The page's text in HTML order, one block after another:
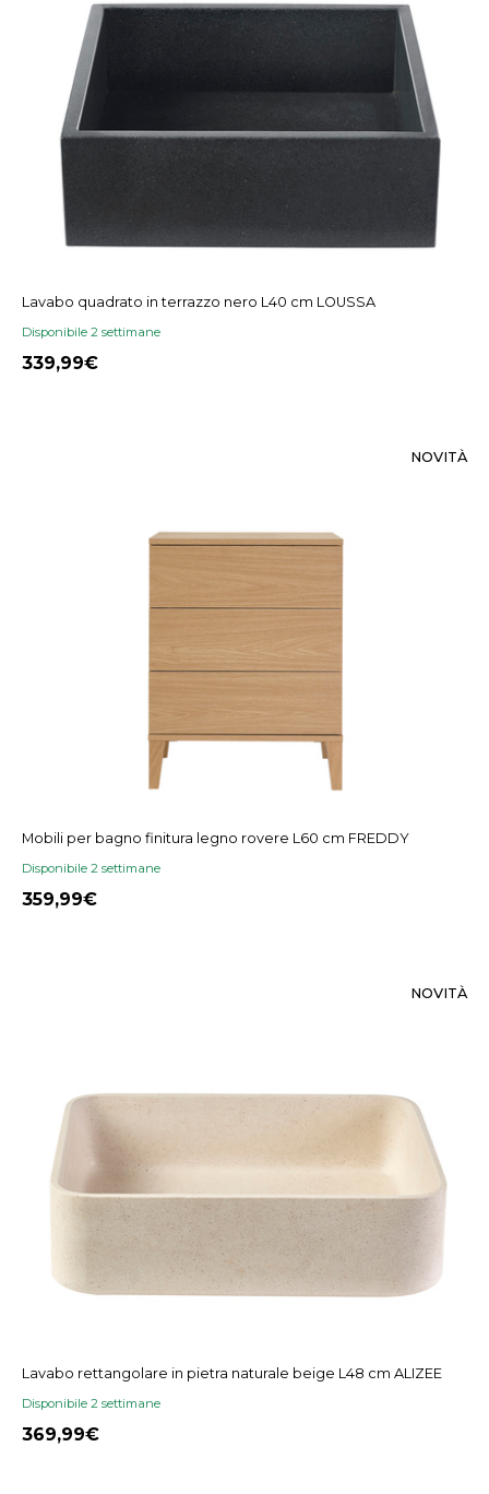
Lavabo quadrato in terrazzo nero L40 cm LOUSSA
Disponibile 2 settimane
339,99
NOVITÀ
Mobili per bagno finitura legno rovere L60 cm FREDDY
Disponibile 2 settimane
359,99
NOVITÀ
Lavabo rettangolare in pietra naturale beige L48 cm ALIZEE
Disponibile 2 settimane
369,99